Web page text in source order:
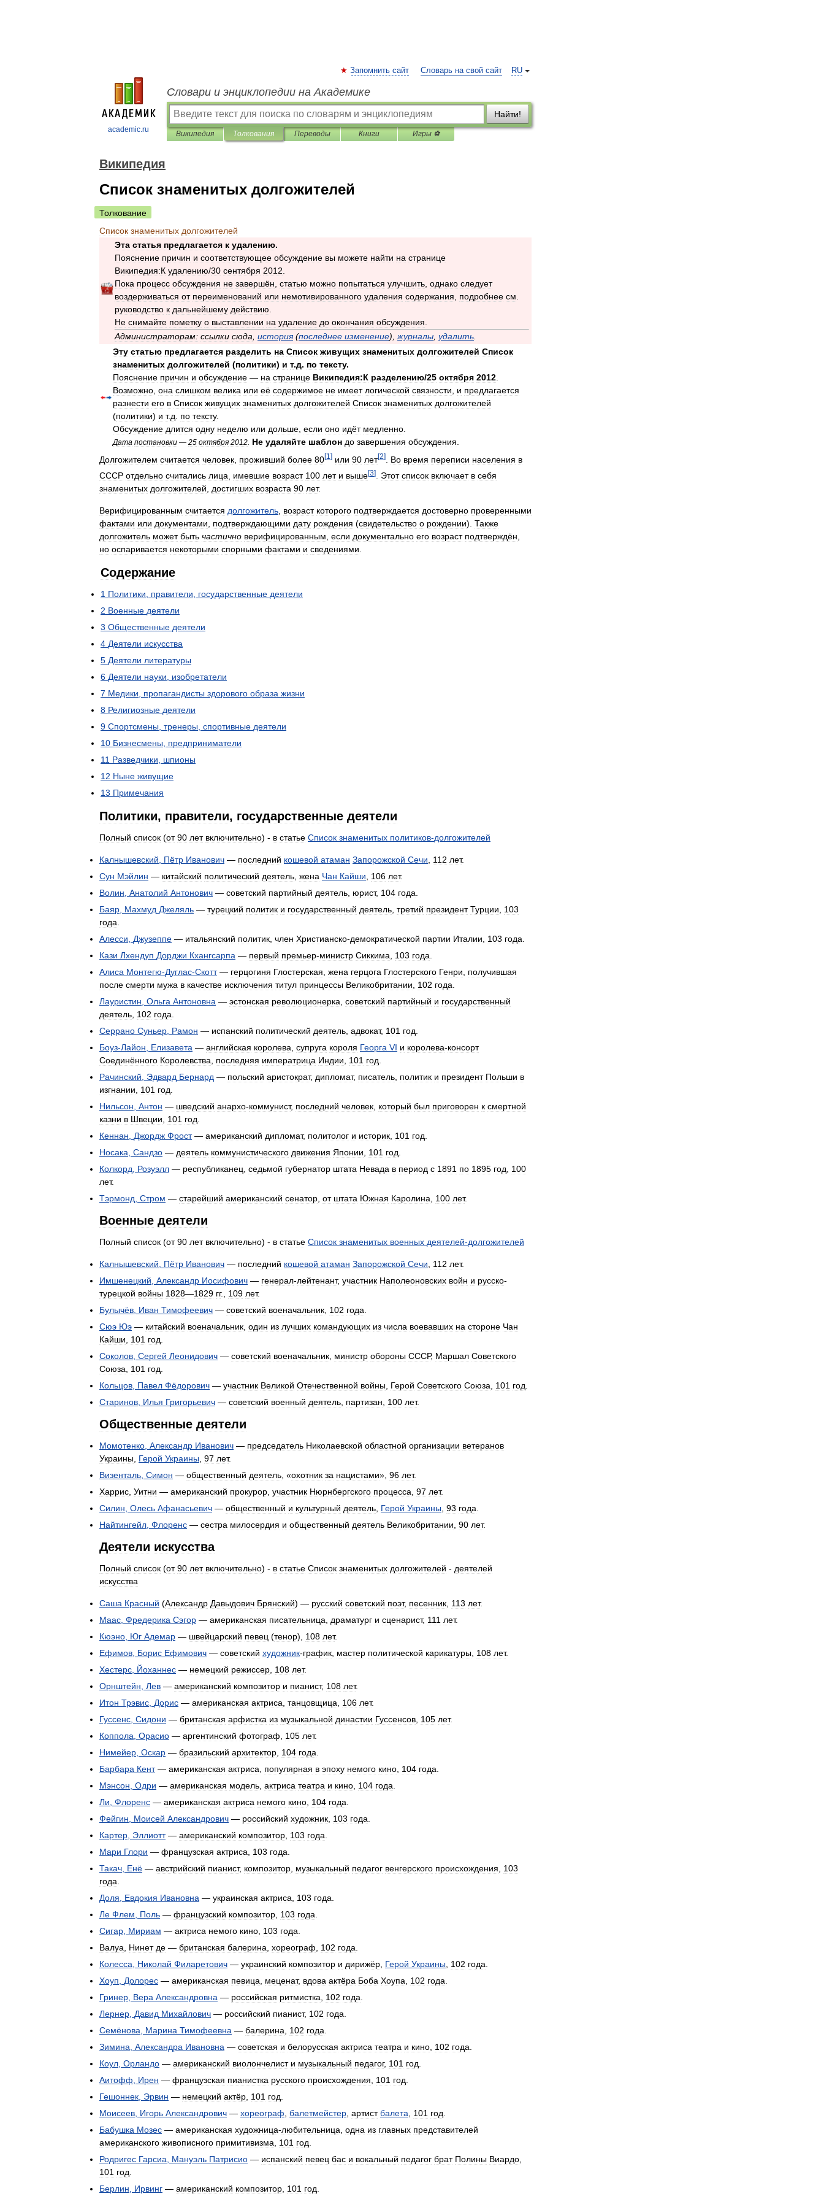
academic.ru
RU
Запомнить сайт Словарь на свой сайт
Словари и энциклопедии на Академике
Найти!
Википедия Толкования Переводы Книги Игры ⚽
Википедия
Список знаменитых долгожителей
Толкование
Список знаменитых долгожителей
Эта статья предлагается к удалению.
Пояснение причин и соответствующее обсуждение вы можете найти на странице
Википедия:К удалению/30 сентября 2012
Пока процесс обсуждения не завершён статью можно попытаться улучшить однако следует
воздерживаться от переименований или немотивированного удаления содержания подробнее см
руководство к дальнейшему действию
Не снимайте пометку о выставлении на удаление до окончания обсуждения
Администраторам: ссылки сюда история(последнее изменение), журналы удалить
Эту статью предлагается разделить на Список живущих знаменитых долгожителей Список
знаменитых долгожителей (политики) и т.д. по тексту.
Пояснение причин и обсуждение — на странице Википедия:К разделению/25 октября 2012
Возможно она слишком велика или её содержимое не имеет логической связности и предлагается
разнести его в Список живущих знаменитых долгожителей Список знаменитых долгожителей
(политики) и т.д по тексту.
Обсуждение длится одну неделю или дольше если оно идёт медленно
Дата постановки — 25 октября 2012 Не удаляйте шаблон до завершения обсуждения
Долгожителем считается человек проживший более 80[1 ] или 90 лет[2] Во время переписи населения в
СССР отдельно считались лица имевшие возраст 100 лет и выше[3] Этот список включает в себя
знаменитых долгожителей, достигших возраста 90 лет.
Верифицированным считается долгожитель, возраст которого подтверждается достоверно проверенными
фактами или документами, подтверждающими дату рождения (свидетельство о рождении). Также
долгожитель может быть частично верифицированным, если документально его возраст подтверждён,
но оспаривается некоторыми спорными фактами и сведениями.
Содержание
1 Политики, правители, государственные деятели
2 Военные деятели
3 Общественные деятели
4 Деятели искусства
5 Деятели литературы
6 Деятели науки, изобретатели
7 Медики, пропагандисты здорового образа жизни
8 Религиозные деятели
9 Спортсмены, тренеры, спортивные деятели
10 Бизнесмены, предприниматели
11 Разведчики, шпионы
12 Ныне живущие
13 Примечания
Политики, правители, государственные деятели
Полный список (от 90 лет включительно) - в статье Список знаменитых политиков-долгожителей
Калнышевский, Пётр Иванович — последний кошевой атаман Запорожской Сечи, 112 лет.
Сун Мэйлин — китайский политический деятель, жена Чан Кайши, 106 лет.
Волин, Анатолий Антонович — советский партийный деятель, юрист, 104 года.
Баяр, Махмуд Джеляль — турецкий политик и государственный деятель, третий президент Турции, 103
года.
Алесси, Джузеппе — итальянский политик, член Христианско-демократической партии Италии, 103 года.
Кази Лхендуп Дорджи Кхангсарпа — первый премьер-министр Сиккима, 103 года.
Алиса Монтегю-Дуглас-Скотт— герцогиня Глостерская, жена герцога Глостерского Генри, получившая
после смерти мужа в качестве исключения титул принцессы Великобритании, 102 года.
Лауристин, Ольга Антоновна — эстонская революционерка, советский партийный и государственный
деятель, 102 года.
Серрано Суньер, Рамон — испанский политический деятель, адвокат, 101 год.
Боуз-Лайон, Елизавета — английская королева, супруга короля Георга VI и королева-консорт
Соединённого Королевства, последняя императрица Индии, 101 год.
Рачинский, Эдвард Бернард — польский аристократ, дипломат, писатель, политик и президент Польши в
изгнании, 101 год.
Нильсон, Антон — шведский анархо-коммунист, последний человек, который был приговорен к смертной
казни в Швеции, 101 год.
Кеннан, Джордж Фрост— американский дипломат, политолог и историк, 101 год.
Носака, Сандзо — деятель коммунистического движения Японии, 101 год.
Колкорд, Розуэлл — республиканец, седьмой губернатор штата Невада в период с 1891 по 1895 год, 100
лет.
Тэрмонд, Стром — старейший американский сенатор, от штата Южная Каролина, 100 лет.
Военные деятели
Полный список (от 90 лет включительно) - в статье Список знаменитых военных деятелей-долгожителей
Калнышевский, Пётр Иванович — последний кошевой атаман Запорожской Сечи, 112 лет.
Имшенецкий, Александр Иосифович — генерал-лейтенант, участник Наполеоновских войн и русско-
турецкой войны 1828—1829 гг., 109 лет.
Булычёв, Иван Тимофеевич — советский военачальник, 102 года.
Сюэ Юэ — китайский военачальник, один из лучших командующих из числа воевавших на стороне Чан
Кайши, 101 год.
Соколов, Сергей Леонидович — советский военачальник, министр обороны СССР, Маршал Советского
Союза, 101 год.
Кольцов, Павел Фёдорович — участник Великой Отечественной войны, Герой Советского Союза, 101 год.
Старинов, Илья Григорьевич — советский военный деятель, партизан, 100 лет.
Общественные деятели
Момотенко, Александр Иванович — председатель Николаевской областной организации ветеранов
Украины, Герой Украины, 97 лет.
Визенталь, Симон — общественный деятель, «охотник за нацистами», 96 лет.
Харрис, Уитни — американский прокурор, участник Нюрнбергского процесса, 97 лет.
Силин, Олесь Афанасьевич — общественный и культурный деятель, Герой Украины, 93 года.
Найтингейл, Флоренс — сестра милосердия и общественный деятель Великобритании, 90 лет.
Деятели искусства
Полный список (от 90 лет включительно) - в статье Список знаменитых долгожителей - деятелей
искусства
Саша Красный (Александр Давыдович Брянский) — русский советский поэт, песенник, 113 лет.
Маас, Фредерика Сэгор — американская писательница, драматург и сценарист, 111 лет.
Кюэно, Юг Адемар — швейцарский певец (тенор), 108 лет.
Ефимов, Борис Ефимович — советский художник-график, мастер политической карикатуры, 108 лет.
Хестерс, Йоханнес — немецкий режиссер, 108 лет.
Орнштейн, Лев — американский композитор и пианист, 108 лет.
Итон Трэвис, Дорис — американская актриса, танцовщица, 106 лет.
Гуссенс, Сидони — британская арфистка из музыкальной династии Гуссенсов, 105 лет.
Коппола, Орасио — аргентинский фотограф, 105 лет.
Нимейер, Оскар — бразильский архитектор, 104 года.
Барбара Кент— американская актриса, популярная в эпоху немого кино, 104 года.
Мэнсон, Одри — американская модель, актриса театра и кино, 104 года.
Ли, Флоренс — американская актриса немого кино, 104 года.
Фейгин, Моисей Александрович — российский художник, 103 года.
Картер, Эллиотт— американский композитор, 103 года.
Мари Глори — французская актриса, 103 года.
Такач, Енё — австрийский пианист, композитор, музыкальный педагог венгерского происхождения, 103
года.
Доля, Евдокия Ивановна — украинская актриса, 103 года.
Ле Флем, Поль — французский композитор, 103 года.
Сигар, Мириам — актриса немого кино, 103 года.
Валуа, Нинет де — британская балерина, хореограф, 102 года.
Колесса, Николай Филаретович — украинский композитор и дирижёр, Герой Украины, 102 года.
Хоуп, Долорес — американская певица, меценат, вдова актёра Боба Хоупа, 102 года.
Гринер, Вера Александровна — российская ритмистка, 102 года.
Лернер, Давид Михайлович — российский пианист, 102 года.
Семёнова, Марина Тимофеевна — балерина, 102 года.
Зимина, Александра Ивановна — советская и белорусская актриса театра и кино, 102 года.
Коул, Орландо — американский виолончелист и музыкальный педагог, 101 год.
Аитофф, Ирен — французская пианистка русского происхождения, 101 год.
Гешоннек, Эрвин — немецкий актёр, 101 год.
Моисеев, Игорь Александрович — хореограф, балетмейстер, артист балета, 101 год.
Бабушка Мозес — американская художница-любительница, одна из главных представителей
американского живописного примитивизма, 101 год.
Родригес Гарсиа, Мануэль Патрисио — испанский певец бас и вокальный педагог брат Полины Виардо,
101 год.
Берлин, Ирвинг — американский композитор, 101 год.